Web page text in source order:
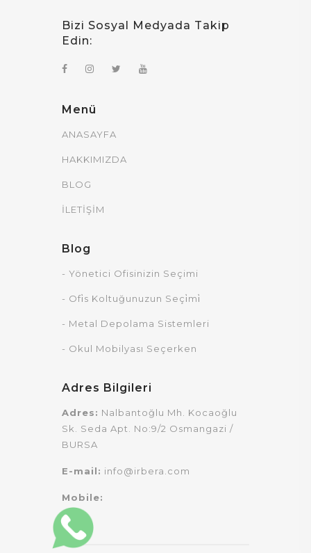
Bizi Sosyal Medyada Takip
Edin:
Menü
ANASAYFA
HAKKIMIZDA
BLOG
İLETİŞİM
Blog
- Yönetici Ofisinizin Seçimi
- Ofi̇s Koltuğunuzun Seçi̇mi̇
- Metal Depolama Sistemleri
- Okul Mobilyası Seçerken
Adres Bilgileri
Adres: Nalbantoğlu Mh. Kocaoğlu
Sk. Seda Apt. No:9/2 Osmangazi /
BURSA
E-mail: info@irbera.com
Mobile: